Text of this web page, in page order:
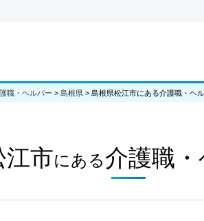
職・ヘルパー > 島根県 > 島根県松江市にある介護職・ヘ
江市にある介護職